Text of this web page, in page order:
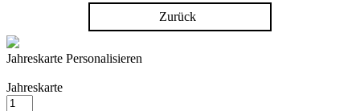
Zurück
Jahreskarte Personalisieren
Jahreskarte